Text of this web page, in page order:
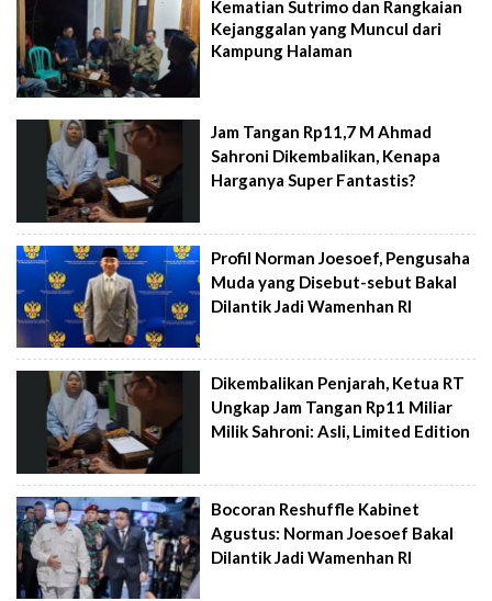
Kematian Sutrimo dan Rangkaian
Kejanggalan yang Muncul dari
Kampung Halaman
Jam Tangan Rp11,7 M Ahmad
Sahroni Dikembalikan, Kenapa
Harganya Super Fantastis?
Profil Norman Joesoef, Pengusaha
Muda yang Disebut-sebut Bakal
Dilantik Jadi Wamenhan RI
Dikembalikan Penjarah, Ketua RT
Ungkap Jam Tangan Rp11 Miliar
Milik Sahroni: Asli, Limited Edition
Bocoran Reshuffle Kabinet
Agustus: Norman Joesoef Bakal
Dilantik Jadi Wamenhan RI